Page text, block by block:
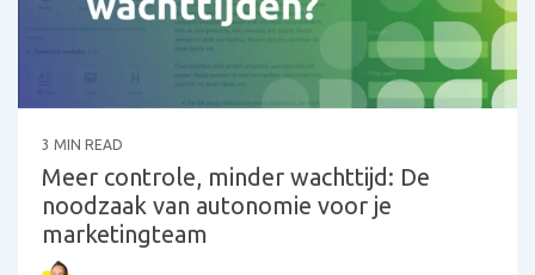
3 MIN READ
Meer controle, minder wachttijd: De
noodzaak van autonomie voor je
marketingteam